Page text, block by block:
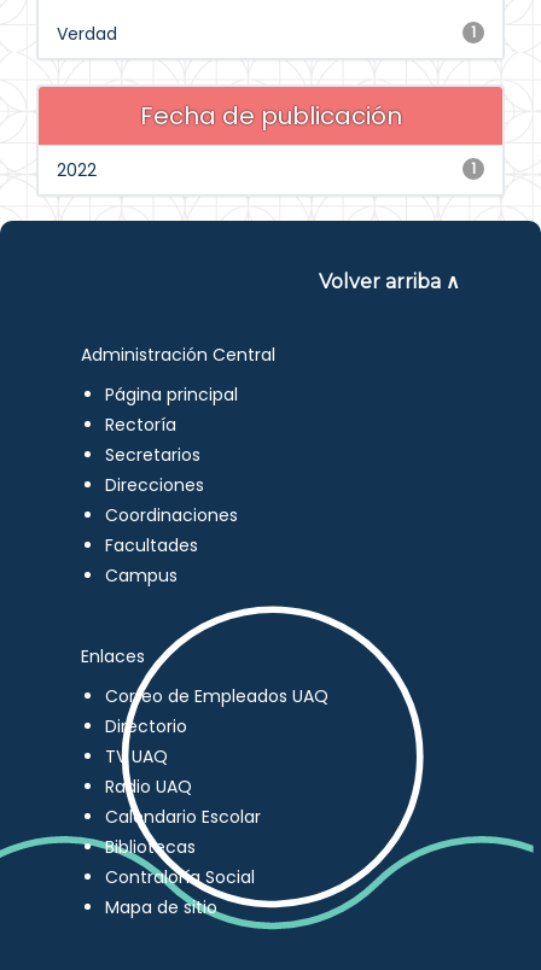
1
Verdad
Fecha de publicación
1
2022
Volver arriba ∧
Administración Central
Página principal
Rectoría
Secretarios
Direcciones
Coordinaciones
Facultades
Campus
Enlaces
Correo de Empleados UAQ
Directorio
TV UAQ
Radio UAQ
Calendario Escolar
Bibliotecas
Contraloría Social
Mapa de sitio